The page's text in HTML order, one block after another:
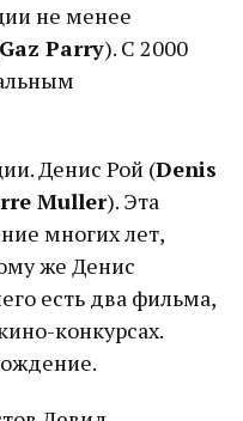
не менее
Gaz Parry). С 2000
Денис Рой (Denis
Muller). Эта
многих лет,
же Денис
есть два фильма,
конкурсах.